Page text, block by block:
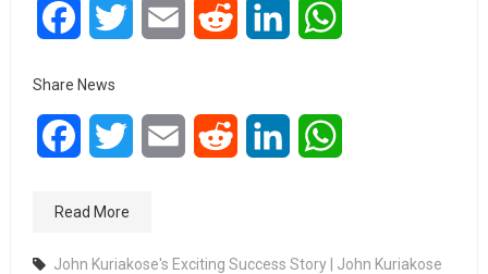
FacebookTwitter Email Reddit LinkedIn
Share News
FacebookTwitter Email Reddit LinkedIn
Read More
John Kuriakose's Exciting Success Story | John Kuriakose